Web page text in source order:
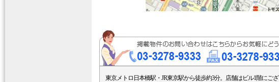
東京メトロ日本橋駅・JR東京駅から徒歩約3分。店舗はビル1階にござ